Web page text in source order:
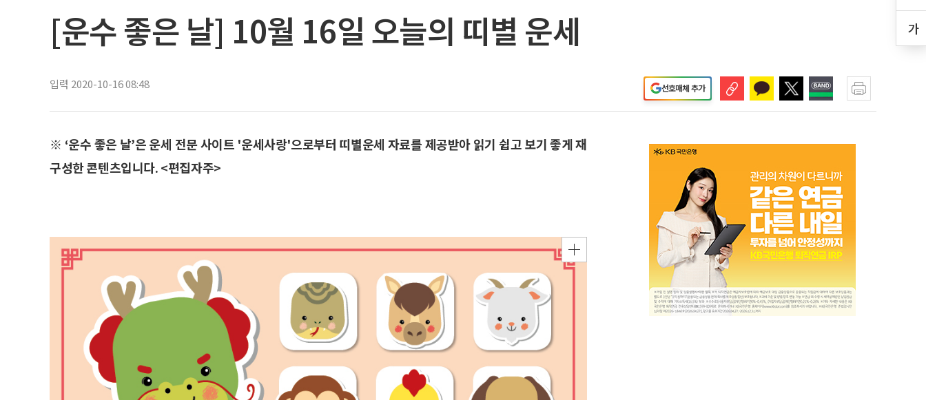
가
[운수 좋은 날] 10월 16일 오늘의 띠별 운세
입력 2020-10-16 08:48 선호매체 추가
※ ‘운수 좋은 날’은 운세 전문 사이트 '운세사랑'으로부터 띠별운세 자료를 제공받아 읽기 쉽고 보기 좋게 재
구성한 콘텐츠입니다. <편집자주>